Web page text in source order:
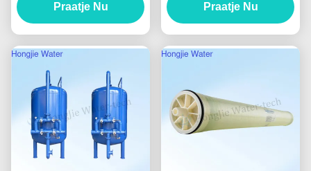
Waterbehandelingsapparatuur
Accessoires
Praatje Nu
waterreiniging
Praatje Nu